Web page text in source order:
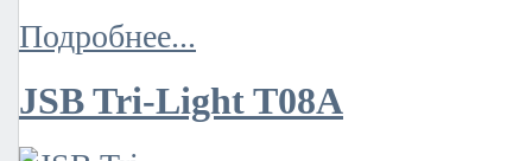
Подробнее...
JSB Tri-Light T08A